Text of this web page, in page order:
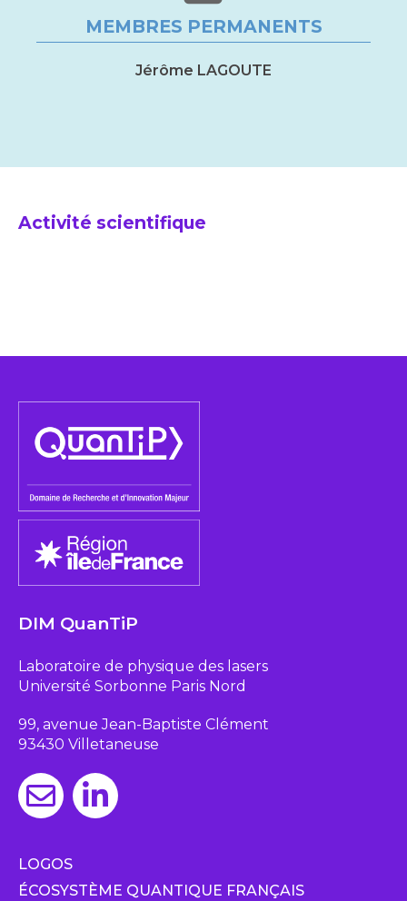
MEMBRES PERMANENTS
Jérôme LAGOUTE
Activité scientifique
DIM QuanTiP
Laboratoire de physique des lasers
Université Sorbonne Paris Nord
99, avenue Jean-Baptiste Clément
93430 Villetaneuse
LOGOS
ÉCOSYSTÈME QUANTIQUE FRANÇAIS